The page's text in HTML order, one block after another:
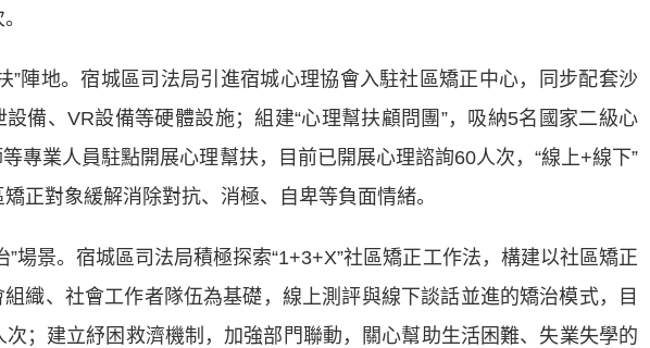
地。宿城區司法局引進宿城心理協會入駐社區矯正中心，同步配套沙
備、VR設備等硬體設施；組建“心理幫扶顧問團”，吸納5名國家二級心
專業人員駐點開展心理幫扶，目前已開展心理諮詢60人次，“線上+線下”
正對象緩解消除對抗、消極、自卑等負面情緒。
景。宿城區司法局積極探索“1+3+X”社區矯正工作法，構建以社區矯正
織、社會工作者隊伍為基礎，線上測評與線下談話並進的矯治模式，目
；建立紓困救濟機制，加強部門聯動，關心幫助生活困難、失業失學的